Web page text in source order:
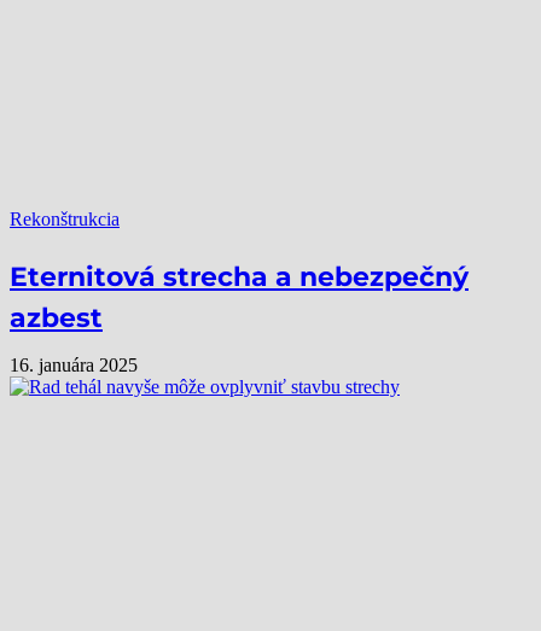
Rekonštrukcia
Eternitová strecha a nebezpečný
azbest
16. januára 2025